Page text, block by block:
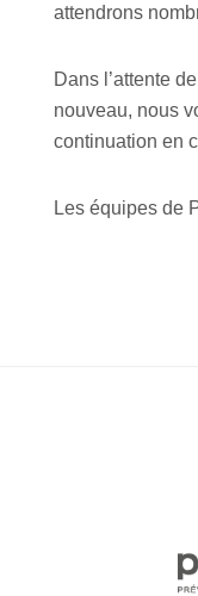
attendrons
Dans l’attente
nouveau, nous
continuation en
Les équipes de